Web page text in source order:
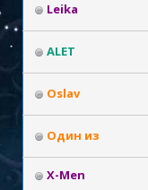
Leika
ALET
Oslav
Один из
X-Men